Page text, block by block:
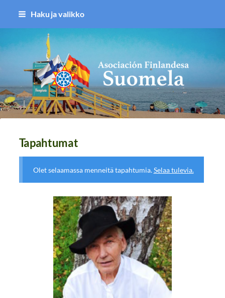
Siirry
sivun
sisältöön
Haku ja valikko
Asociación Finlandesa Suomela
Tapahtumat
Olet selaamassa menneitä tapahtumia.Selaa tulevia.